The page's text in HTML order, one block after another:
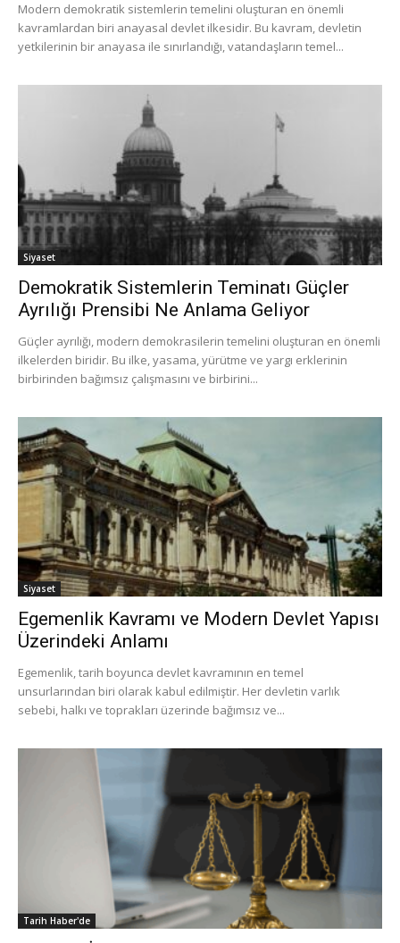
Modern demokratik sistemlerin temelini oluşturan en önemli
kavramlardan biri anayasal devlet ilkesidir. Bu kavram, devletin
yetkilerinin bir anayasa ile sınırlandığı, vatandaşların temel...
Siyaset
Demokratik Sistemlerin Teminatı Güçler
Ayrılığı Prensibi Ne Anlama Geliyor
Güçler ayrılığı, modern demokrasilerin temelini oluşturan en önemli
ilkelerden biridir. Bu ilke, yasama, yürütme ve yargı erklerinin
birbirinden bağımsız çalışmasını ve birbirini...
Siyaset
Egemenlik Kavramı ve Modern Devlet Yapısı
Üzerindeki Anlamı
Egemenlik, tarih boyunca devlet kavramının en temel
unsurlarından biri olarak kabul edilmiştir. Her devletin varlık
sebebi, halkı ve toprakları üzerinde bağımsız ve...
Tarih Haber'de